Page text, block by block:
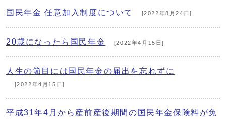
国民年金 任意加入制度について [2022年8月24日]
20歳になったら国民年金 [2022年4月15日]
人生の節目には国民年金の届出を忘れずに
[2022年4月15日]
平成31年4月から産前産後期間の国民年金保険料が免